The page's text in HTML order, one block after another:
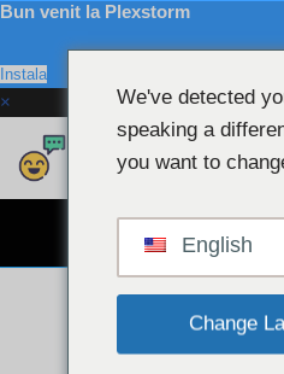
Bun venit la Plexstorm
Instala
×
Sari
Plexstorm
WEBCAM
We've detected
speaking a
you want to
English
Change